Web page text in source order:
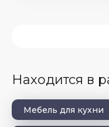
Находится в
Мебель для кухни